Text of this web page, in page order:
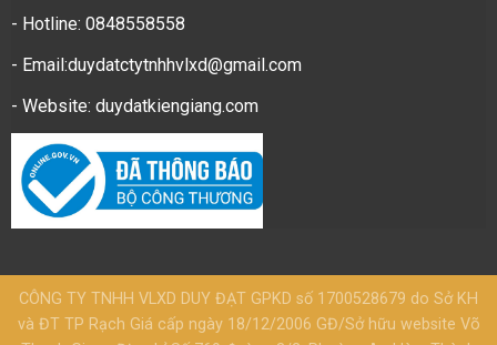
- Hotline: 0848558558
- Email:duydatctytnhhvlxd@gmail.com
- Website: duydatkiengiang.com
CÔNG TY TNHH VLXD DUY ĐẠT GPKD số 1700528679 do Sở KH
và ĐT TP Rạch Giá cấp ngày 18/12/2006 GĐ/Sở hữu website Võ